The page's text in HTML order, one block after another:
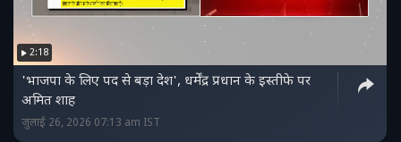
2:18
'भाजपा के लिए पद से बड़ा देश', धर्मेंद्र प्रधान के इस्‍तीफे पर
अमित शाह
जुलाई 26, 2026 07:13 am IST